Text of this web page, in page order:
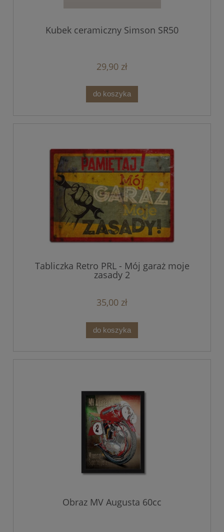
Kubek ceramiczny Simson SR50
29,90 zł
do koszyka
Tabliczka Retro PRL - Mój garaż moje
zasady 2
35,00 zł
do koszyka
Obraz MV Augusta 60cc